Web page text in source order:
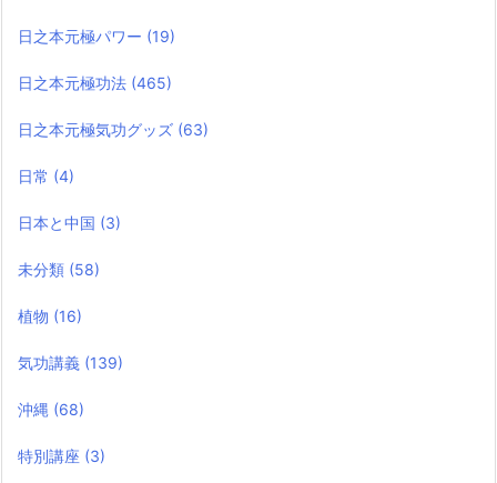
日之本元極パワー (19)
日之本元極功法 (465)
日之本元極気功グッズ (63)
日常 (4)
日本と中国 (3)
未分類 (58)
植物 (16)
気功講義 (139)
沖縄 (68)
特別講座 (3)